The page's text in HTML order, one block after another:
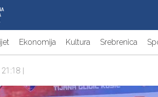
Ekonomija Kultura Srebrenica
|